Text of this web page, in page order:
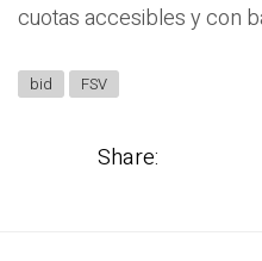
cuotas accesibles y con
bid FSV
Share: